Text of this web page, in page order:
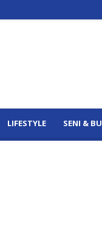
LIFESTYLE SENI &